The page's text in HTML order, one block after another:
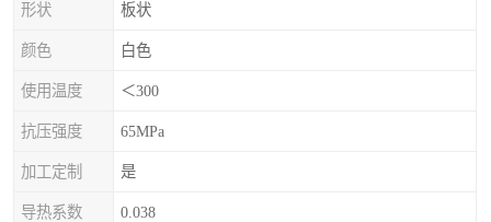
形状 板状
颜色 白色
使用温度 ＜300
抗压强度 65MPa
加工定制 是
导热系数 0.038